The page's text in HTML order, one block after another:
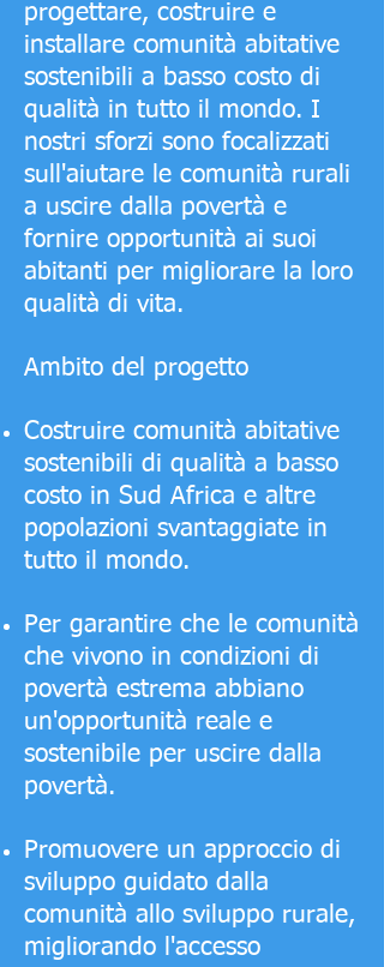
progettare, costruire e
installare comunità abitative
sostenibili a basso costo di
qualità in tutto il mondo. I
nostri sforzi sono focalizzati
sull'aiutare le comunità rurali
a uscire dalla povertà e
fornire opportunità ai suoi
abitanti per migliorare la loro
qualità di vita.
Ambito del progetto
Costruire comunità abitative
sostenibili di qualità a basso
costo in Sud Africa e altre
popolazioni svantaggiate in
tutto il mondo.
Per garantire che le comunità
che vivono in condizioni di
povertà estrema abbiano
un'opportunità reale e
sostenibile per uscire dalla
povertà.
Promuovere un approccio di
sviluppo guidato dalla
comunità allo sviluppo rurale,
migliorando l'accesso